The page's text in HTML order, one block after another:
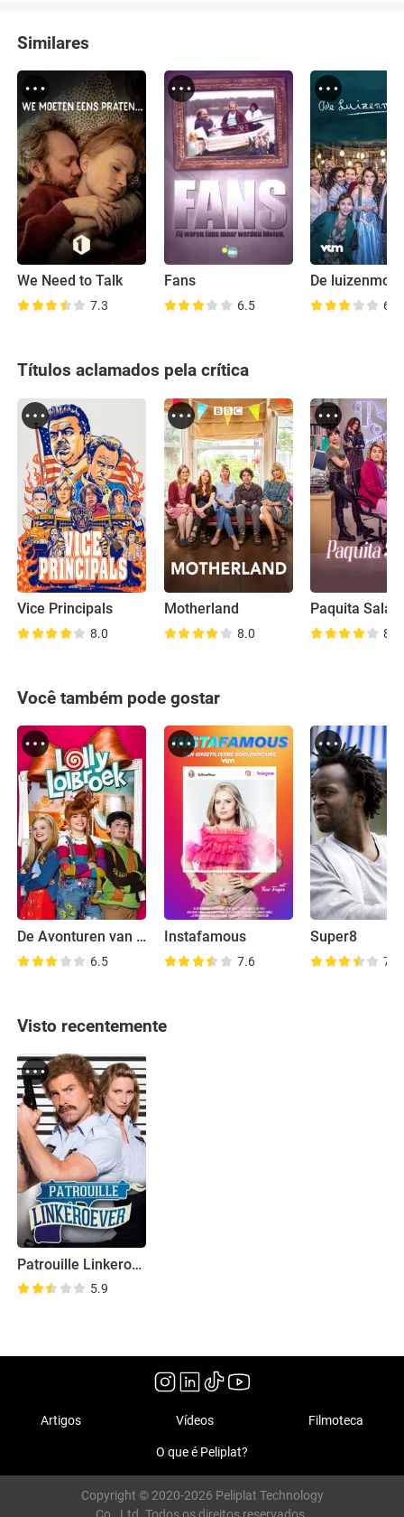
Similares
We Need to Talk
7.3
Fans
6.5
De
6.9
Títulos aclamados pela crítica
Vice Principals
8.0
Motherland
8.0
Paquita Salas
8.5
Você também pode gostar
De Avonturen van Lolly Lolbroek
6.5
Instafamous
7.6
Super8
7.8
Visto recentemente
Patrouille Linkeroever
5.9
Artigos Vídeos Filmoteca
O que é Peliplat?
Copyright © 2020-2026 Peliplat Technology
Co., Ltd. Todos os direitos reservados.